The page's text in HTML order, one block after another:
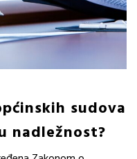
sudova
nadležnost?